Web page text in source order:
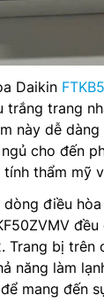
Daikin
trắng trang
này dễ
cho đến
thẩm mỹ
dòng điều
Trang bị trên
năng làm
mang đến